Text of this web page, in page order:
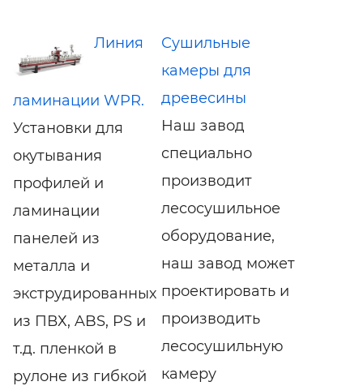
Линия
ламинации WPR.
Установки для
окутывания
профилей и
ламинации
панелей из
металла и
экструдированных
из ПВХ, ABS, PS и
т.д. пленкой в
рулоне из гибкой
Сушильные
камеры для
древесины
Наш завод
специально
производит
лесосушильное
оборудование,
наш завод может
проектировать и
производить
лесосушильную
камеру